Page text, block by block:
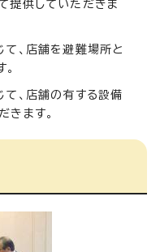
提供していただきま
て、店舗を避難場所と
て、店舗の有する設備
きます。